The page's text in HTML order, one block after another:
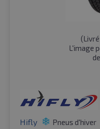
(
L'image
Hifly Pneus d'hiver